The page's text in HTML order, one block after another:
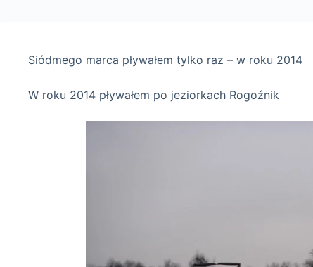
Siódmego marca pływałem tylko raz – w roku 2014
W roku 2014 pływałem po jeziorkach Rogoźnik